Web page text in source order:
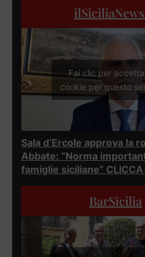
ilSiciliaNews
Fai clic per
cookie per questo
Sala d’Ercole approva la
Abbate: “Norma
famiglie siciliane” CLICCA
BarSicilia